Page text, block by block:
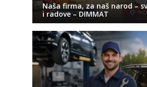
Naša firma, za naš narod –
i radove – DIMMAT